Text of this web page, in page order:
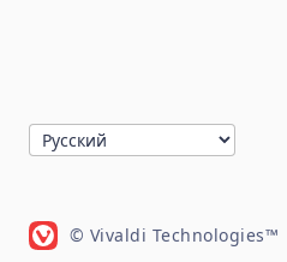
© Vivaldi Technologies™